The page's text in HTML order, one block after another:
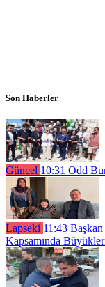
Son Haberler
Güncel 10:31 Odd
Lapseki 11:43 Başkan
Kapsamında